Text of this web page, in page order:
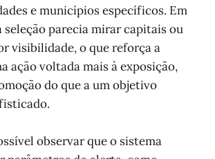
e municípios específicos. Em
seleção parecia mirar capitais ou
visibilidade, o que reforça a
ação voltada mais à exposição,
do que a um objetivo
observar que o sistema